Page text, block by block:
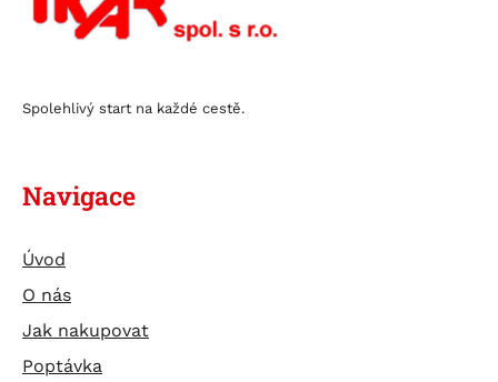
Spolehlivý start na každé cestě.
Navigace
Úvod
O nás
Jak nakupovat
Poptávka